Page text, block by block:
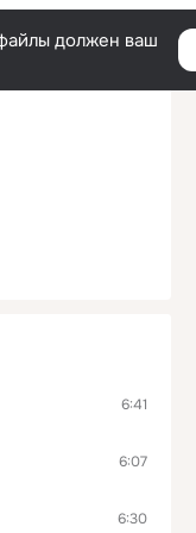
должен ваш
6:41
6:07
6:30